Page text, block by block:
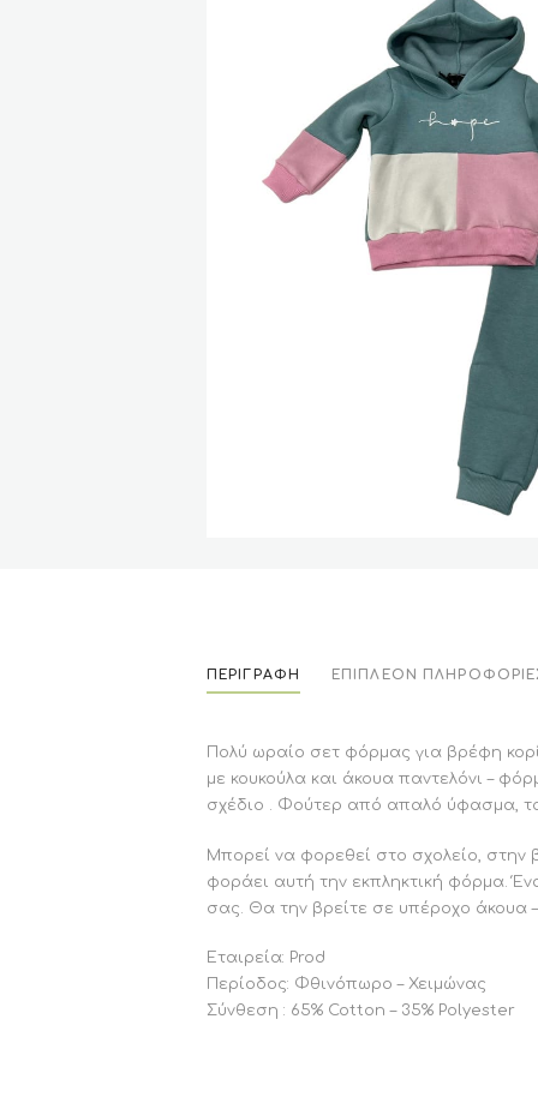
ΠΕΡΙΓΡΑΦΉ ΕΠΙΠΛΈΟΝ
Πολύ ωραίο σετ φόρμας για βρέφη
με κουκούλα και άκουα παντελόνι –
σχέδιο . Φούτερ από απαλό ύφασμα, το
Μπορεί να φορεθεί στο σχολείο, στην
φοράει αυτή την εκπληκτική φόρμα.
σας. Θα την βρείτε σε υπέροχο άκουα
Εταιρεία: Prod
Περίοδος: Φθινόπωρο – Χειμώνας
Σύνθεση : 65% Cotton – 35% Polyester